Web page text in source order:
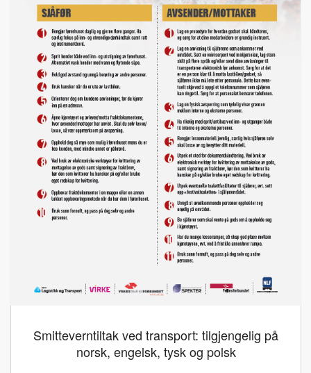
Smitteverntiltak ved transport: tilgjengelig på
norsk, engelsk, tysk og polsk